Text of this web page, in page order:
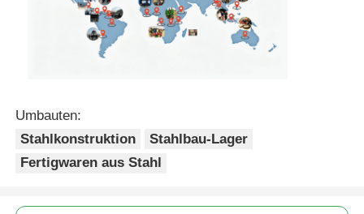
Umbauten:
Stahlkonstruktion
Stahlbau-Lager
Fertigwaren aus Stahl